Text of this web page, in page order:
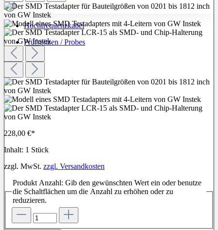
Hochfrequenzkabel
Prüfspitzen / Probes
228,00 €*
Inhalt: 1 Stück
zzgl. MwSt. zzgl. Versandkosten
Produkt Anzahl: Gib den gewünschten Wert ein oder benutze
die Schaltflächen um die Anzahl zu erhöhen oder zu
reduzieren.